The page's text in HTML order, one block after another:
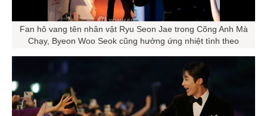
Fan hô vang tên nhân vật Ryu Seon Jae trong Cõng Anh Mà
Chạy, Byeon Woo Seok cũng hưởng ứng nhiệt tình theo